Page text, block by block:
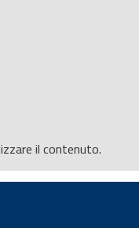
il contenuto.